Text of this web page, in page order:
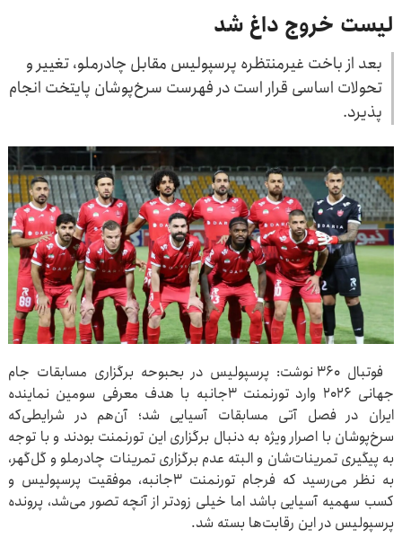
لیست خروج داغ شد
بعد از باخت غیرمنتظره پرسپولیس مقابل چادرملو، تغییر و
تحولات اساسی قرار است در فهرست سرخ‌پوشان پایتخت انجام
پذیرد.
فوتبال ۳۶۰ نوشت: پرسپولیس در بحبوحه برگزاری مسابقات جام
جهانی ۲۰۲۶ وارد تورنمنت ۳جانبه با هدف معرفی سومین نماینده
ایران در فصل آتی مسابقات آسیایی شد؛ آن‌هم در شرایطی‌که
سرخ‌پوشان با اصرار ویژه به دنبال برگزاری این تورنمنت بودند و با توجه
به پیگیری تمرینات‌شان و البته عدم برگزاری تمرینات چادرملو و گل‌گهر،
به نظر می‌رسید که فرجام تورنمنت ۳جانبه، موفقیت پرسپولیس و
کسب سهمیه آسیایی باشد اما خیلی زودتر از آنچه تصور می‌شد، پرونده
پرسپولیس در این رقابت‌ها بسته شد.